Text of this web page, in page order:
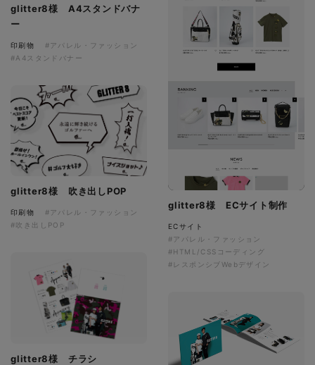
glitter8様 ECサイト制作
ECサイト
#アパレル・ファッション
#HTML/CSSコーディング
#レスポンシブWebデザイン
glitter8様 A4スタンドバナ
ー
印刷物
#アパレル・ファッション
#A4スタンドバナー
glitter8様 吹き出しPOP
印刷物
#アパレル・ファッション
#吹き出しPOP
glitter8様 チラシ